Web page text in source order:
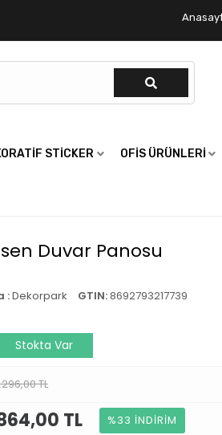
STICKER OFIS ÜRÜNLERI
Duvar Panosu
:Dekorpark GTIN:8692793217739
Stokta Var
TL
TL %33 İNDİRİM